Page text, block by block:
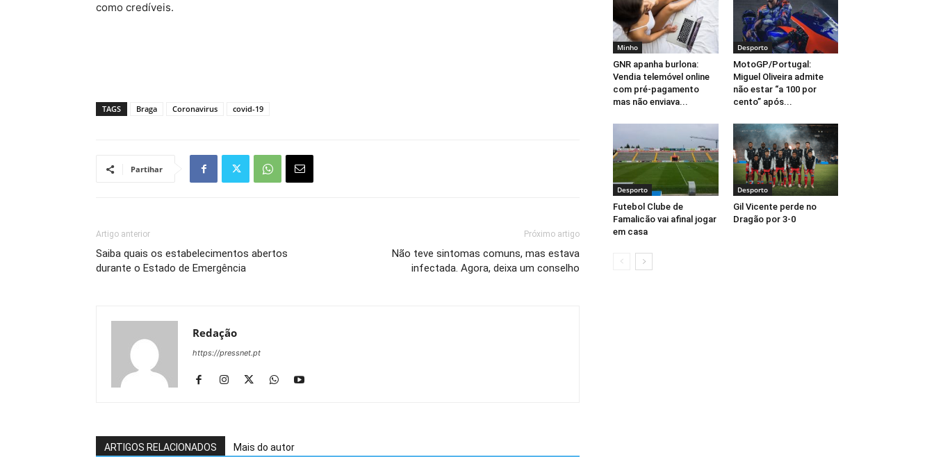
como credíveis.
TAGS Braga Coronavirus covid-19
Partihar
Artigo anterior
Saiba quais os estabelecimentos abertos
durante o Estado de Emergência
Próximo artigo
Não teve sintomas comuns, mas estava
infectada. Agora, deixa um conselho
Redação
https://pressnet.pt
ARTIGOS RELACIONADOS Mais do autor
Minho
GNR apanha burlona:
Vendia telemóvel online
com pré-pagamento
mas não enviava...
Desporto
MotoGP/Portugal:
Miguel Oliveira admite
não estar “a 100 por
cento” após...
Desporto
Futebol Clube de
Famalicão vai afinal jogar
em casa
Desporto
Gil Vicente perde no
Dragão por 3-0